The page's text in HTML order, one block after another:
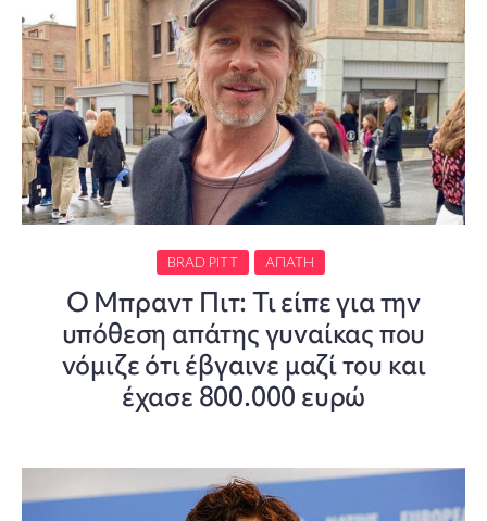
BRAD PITT ΑΠΆΤΗ
Ο Μπραντ Πιτ: Τι είπε για την
υπόθεση απάτης γυναίκας που
νόμιζε ότι έβγαινε μαζί του και
έχασε 800.000 ευρώ